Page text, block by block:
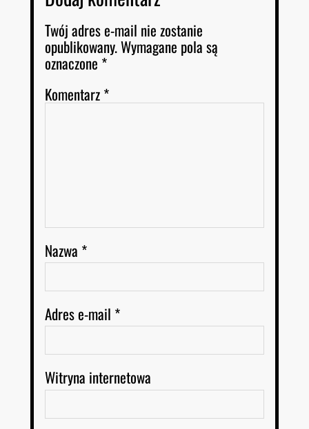
Twój adres e-mail nie zostanie
opublikowany.Wymagane pola są
oznaczone *
Komentarz*
Nazwa *
Adres e-mail *
Witryna internetowa